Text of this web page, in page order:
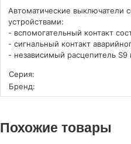
Автоматические выключатели
устройствами:
- вспомогательный контакт
- сигнальный контакт
- независимый расцепитель
Серия:
Бренд:
Похожие товары